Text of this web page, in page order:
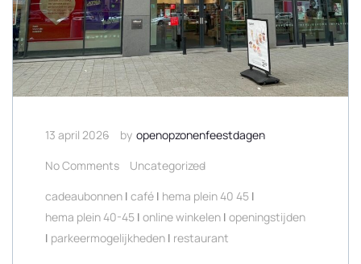
13 april 2026 by openopzonenfeestdagen
No Comments
Uncategorized
cadeaubonnen | café | hema plein 40 45 |
hema plein 40-45 | online winkelen | openingstijden
| parkeermogelijkheden | restaurant